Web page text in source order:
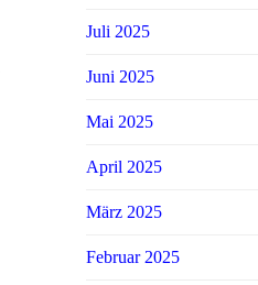
Juli 2025
Juni 2025
Mai 2025
April 2025
März 2025
Februar 2025